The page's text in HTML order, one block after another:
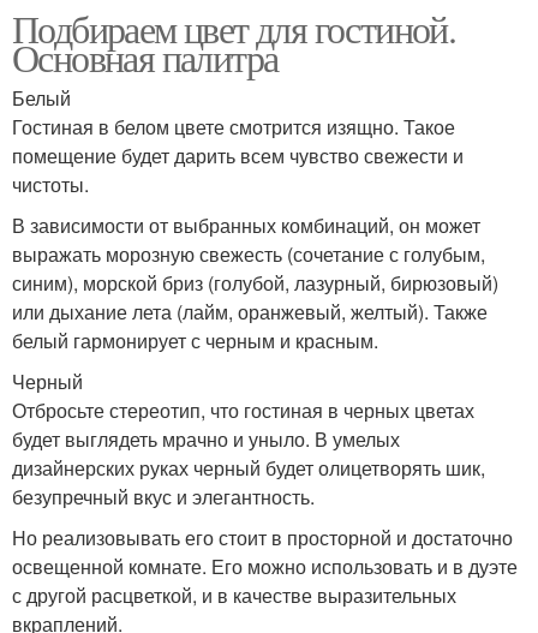
Подбираем цвет для гостиной.
Основная палитра
Белый
Гостиная в белом цвете смотрится изящно. Такое
помещение будет дарить всем чувство свежести и
чистоты.
В зависимости от выбранных комбинаций, он может
выражать морозную свежесть (сочетание с голубым,
синим), морской бриз (голубой, лазурный, бирюзовый)
или дыхание лета (лайм, оранжевый, желтый). Также
белый гармонирует с черным и красным.
Черный
Отбросьте стереотип, что гостиная в черных цветах
будет выглядеть мрачно и уныло. В умелых
дизайнерских руках черный будет олицетворять шик,
безупречный вкус и элегантность.
Но реализовывать его стоит в просторной и достаточно
освещенной комнате. Его можно использовать и в дуэте
с другой расцветкой, и в качестве выразительных
вкраплений.